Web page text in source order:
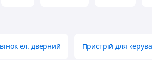
ел. дверний Пристрій для